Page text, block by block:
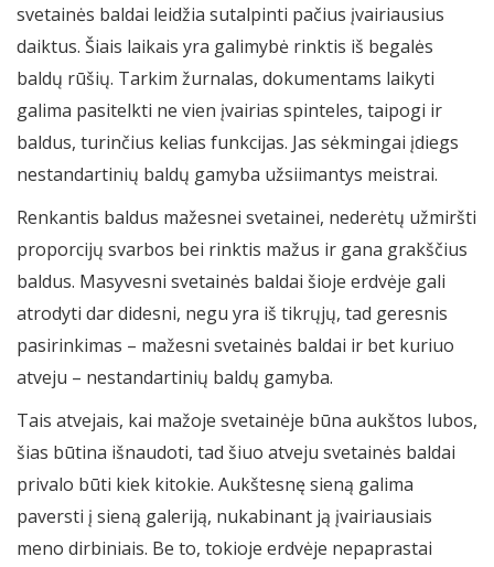
svetainės baldai leidžia sutalpinti pačius įvairiausius
daiktus. Šiais laikais yra galimybė rinktis iš begalės
baldų rūšių. Tarkim žurnalas, dokumentams laikyti
galima pasitelkti ne vien įvairias spinteles, taipogi ir
baldus, turinčius kelias funkcijas. Jas sėkmingai įdiegs
nestandartinių baldų gamyba užsiimantys meistrai.
Renkantis baldus mažesnei svetainei, nederėtų užmiršti
proporcijų svarbos bei rinktis mažus ir gana grakščius
baldus. Masyvesni svetainės baldai šioje erdvėje gali
atrodyti dar didesni, negu yra iš tikrųjų, tad geresnis
pasirinkimas – mažesni svetainės baldai ir bet kuriuo
atveju – nestandartinių baldų gamyba.
Tais atvejais, kai mažoje svetainėje būna aukštos lubos,
šias būtina išnaudoti, tad šiuo atveju svetainės baldai
privalo būti kiek kitokie. Aukštesnę sieną galima
paversti į sieną galeriją, nukabinant ją įvairiausiais
meno dirbiniais. Be to, tokioje erdvėje nepaprastai